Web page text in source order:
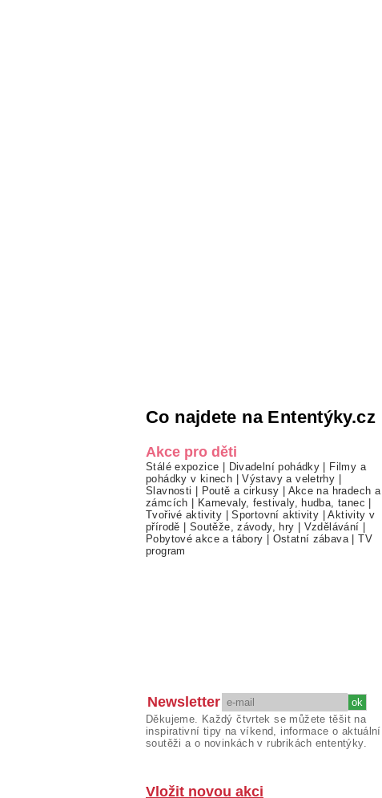
Co najdete na Ententýky.cz
Akce pro děti
Stálé expozice Divadelní pohádky
Filmy a
pohádky v kinech |Výstavy a veletrhy
Slavnosti
Poutě a cirkusy
Akce na hradech a
zámcích
Karnevaly, festivaly, hudba, tanec
Tvořivé aktivity |Sportovní aktivity |Aktivity v
přírodě
Soutěže, závody, hry Vzdělávání
Pobytové akce a tábory
Ostatní zábava|TV
program
Newsletter
Děkujeme. Každý čtvrtek se můžete těšit na
inspirativní tipy na víkend, informace o aktuální
soutěži a o novinkách v rubrikách ententýky.
Vložit novou akci